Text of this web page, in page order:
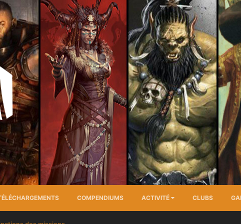
COMPENDIUMS ACTIVITÉ CLUBS